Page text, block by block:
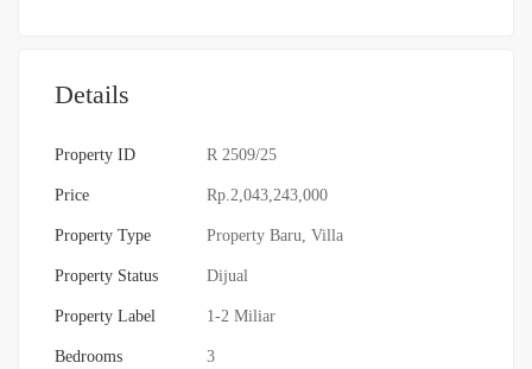
Details
Property ID R 2509/25
Price Rp.2,043,243,000
Property Type Property Baru Villa
Property Status Dijual
Property Label 1-2 Miliar
Bedrooms 3